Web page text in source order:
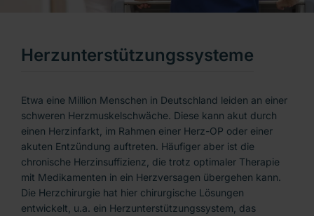
Aortenchirurgie
Herzschrittmacher & Defibrillationssysteme
Herzunterstützungssysteme
Etwa eine Million Menschen in Deutschland leiden an einer
schweren Herzmuskelschwäche. Diese kann akut durch
einen Herzinfarkt, im Rahmen einer Herz-OP oder einer
akuten Entzündung auftreten. Häufiger aber ist die
chronische Herzinsuffizienz, die trotz optimaler Therapie
mit Medikamenten in ein Herzversagen übergehen kann.
Die Herzchirurgie hat hier chirurgische Lösungen
entwickelt, u.a. ein Herzunterstützungssystem, das